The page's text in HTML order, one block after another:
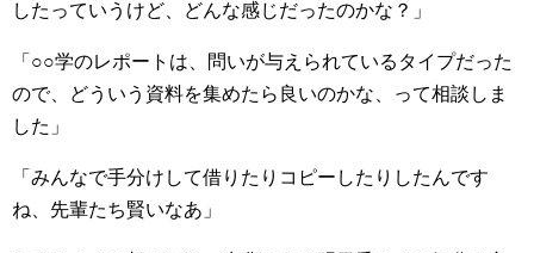
したっていうけど、どんな感じだったのかな？」
「○○学のレポートは、問いが与えられているタイプだった
ので、どういう資料を集めたら良いのかな、って相談しま
した」
「みんなで手分けして借りたりコピーしたりしたんです
ね、先輩たち賢いなあ」